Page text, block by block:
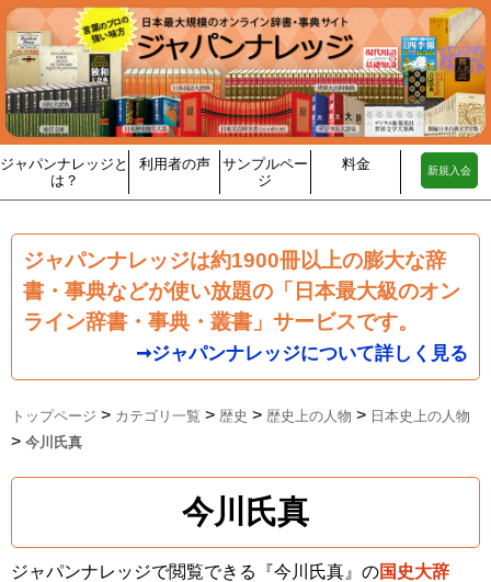
ジャパンナレッジと
は？
利用者の声
サンプルペー
ジ
料金 新規入会
ジャパンナレッジは約1900冊以上の膨大な辞
書・事典などが使い放題の「日本最大級のオン
ライン辞書・事典・叢書」サービスです。
➞ジャパンナレッジについて詳しく見る
トップページ > カテゴリ一覧 > 歴史 > 歴史上の人物 > 日本史上の人物
> 今川氏真
今川氏真
ジャパンナレッジで閲覧できる『今川氏真』の国史大辞